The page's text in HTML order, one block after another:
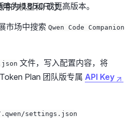
的模型和尺寸。
为 1.85.0 或更高版本。
市场中搜索 Qwen Code Companion
文件，写入配置内容，将
Plan 团队版专属 API Key
settings.json